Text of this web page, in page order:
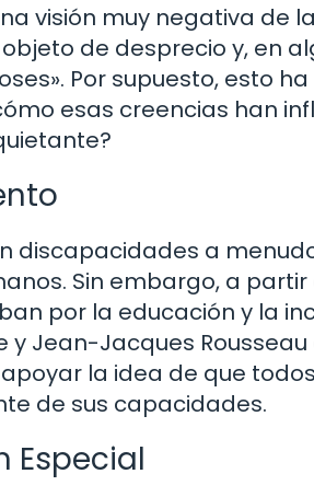
visión muy negativa de
de desprecio y, en
Por supuesto, esto
esas creencias han
discapacidades a
Sin embargo, a partir
por la educación y la
y Jean-Jacques
la idea de que
de sus capacidades.
Especial